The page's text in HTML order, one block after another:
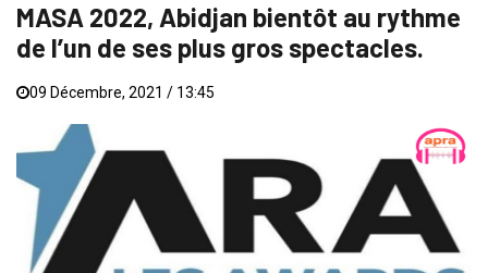
MASA 2022, Abidjan bientôt au rythme
de l’un de ses plus gros spectacles.
09 Décembre, 2021 / 13:45